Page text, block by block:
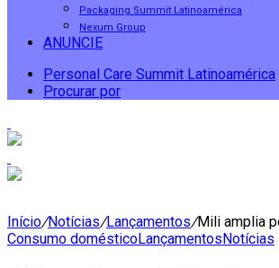
Packaging Summit Latinoamérica
Nexum Group
ANUNCIE
Personal Care Summit Latinoamérica
Procurar por
Início/Notícias/Lançamentos/Mili amplia
Consumo domésticoLançamentosNotícias